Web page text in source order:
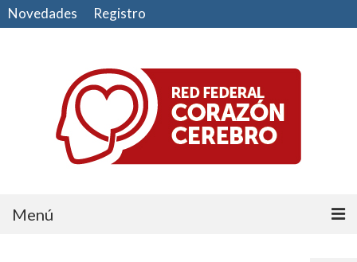
Novedades Registro
Menú